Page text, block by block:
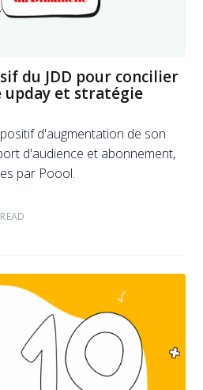
du JDD pour concilier
upday et stratégie
d'augmentation de son
d'audience et abonnement,
par Poool.